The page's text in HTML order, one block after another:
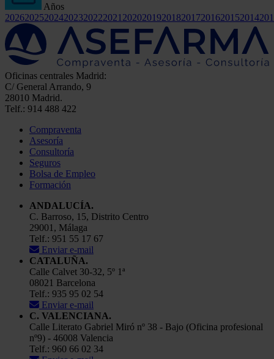
Años
202620252024202320222021 2020201920182017201620152014
Oficinas centrales Madrid:
C/ General Arrando, 9
28010 Madrid.
Telf.: 914 488 422
Compraventa
Asesoría
Consultoría
Seguros
Bolsa de Empleo
Formación
ANDALUCÍA.
C. Barroso, 15, Distrito Centro
29001, Málaga
Telf.: 951 55 17 67
Enviar e-mail
CATALUÑA.
Calle Calvet 30-32, 5º 1ª
08021 Barcelona
Telf.: 935 95 02 54
Enviar e-mail
C. VALENCIANA.
Calle Literato Gabriel Miró nº 38 - Bajo (Oficina profesional
nº9) - 46008 Valencia
Telf.: 960 66 02 34